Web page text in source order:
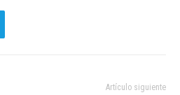
Artículo siguiente